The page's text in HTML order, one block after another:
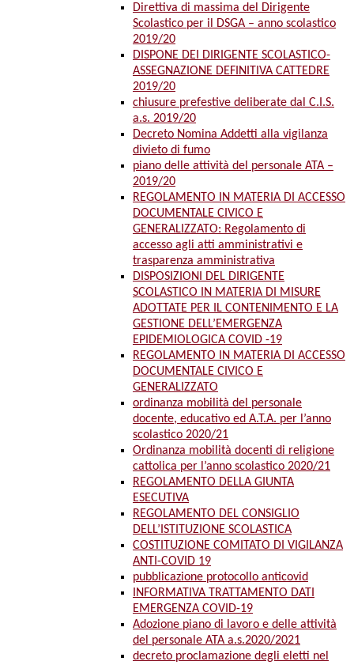
Direttiva di massima del Dirigente
Scolastico per il DSGA – anno scolastico
2019/20
DISPONE DEI DIRIGENTE SCOLASTICO-
ASSEGNAZIONE DEFINITIVA CATTEDRE
2019/20
chiusure prefestive deliberate dal C.I.S.
a.s. 2019/20
Decreto Nomina Addetti alla vigilanza
divieto di fumo
piano delle attività del personale ATA –
2019/20
REGOLAMENTO IN MATERIA DI ACCESSO
DOCUMENTALE CIVICO E
GENERALIZZATO: Regolamento di
accesso agli atti amministrativi e
trasparenza amministrativa
DISPOSIZIONI DEL DIRIGENTE
SCOLASTICO IN MATERIA DI MISURE
ADOTTATE PER IL CONTENIMENTO E LA
GESTIONE DELL’EMERGENZA
EPIDEMIOLOGICA COVID -19
REGOLAMENTO IN MATERIA DI ACCESSO
DOCUMENTALE CIVICO E
GENERALIZZATO
ordinanza mobilità del personale
docente, educativo ed A.T.A. per l’anno
scolastico 2020/21
Ordinanza mobilità docenti di religione
cattolica per l’anno scolastico 2020/21
REGOLAMENTO DELLA GIUNTA
ESECUTIVA
REGOLAMENTO DEL CONSIGLIO
DELL’ISTITUZIONE SCOLASTICA
COSTITUZIONE COMITATO DI VIGILANZA
ANTI-COVID 19
pubblicazione protocollo anticovid
INFORMATIVA TRATTAMENTO DATI
EMERGENZA COVID-19
Adozione piano di lavoro e delle attività
del personale ATA a.s.2020/2021
decreto proclamazione degli eletti nel